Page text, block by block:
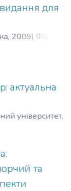
для
, 2009) Фіялка,
актуальна
університет,
та